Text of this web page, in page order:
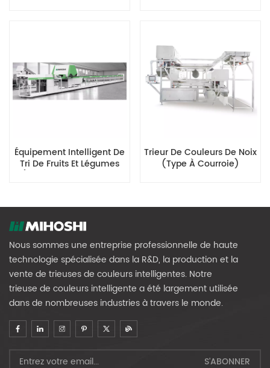
Équipement Intelligent De
Tri De Fruits Et Légumes
Trieur De Couleurs De Noix
(type À Courroie)
Nous sommes une entreprise professionnelle de haute
technologie spécialisée dans la R&D, la production et la
vente de trieuses de couleurs intelligentes. Notre
trieuse de couleurs intelligente a été largement utilisée
dans de nombreuses industries à travers le monde.